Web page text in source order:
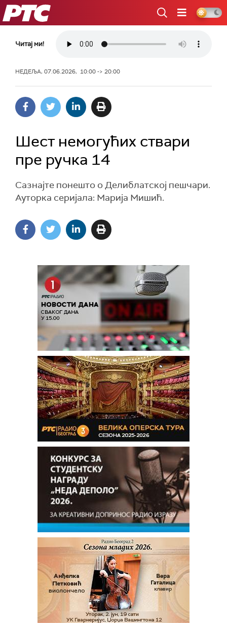
РТС
Читај ми!
НЕДЕЉА, 07.06.2026, 10:00 -> 20:00
Шест немогућих ствари
пре ручка 14
Сазнајте понешто о Делиблатској пешчари.
Ауторка серијала: Марија Мишић.